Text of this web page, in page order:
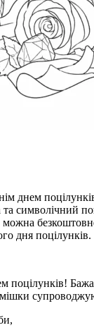
днем
та символічний
дня поцілунків.
поцілунків!